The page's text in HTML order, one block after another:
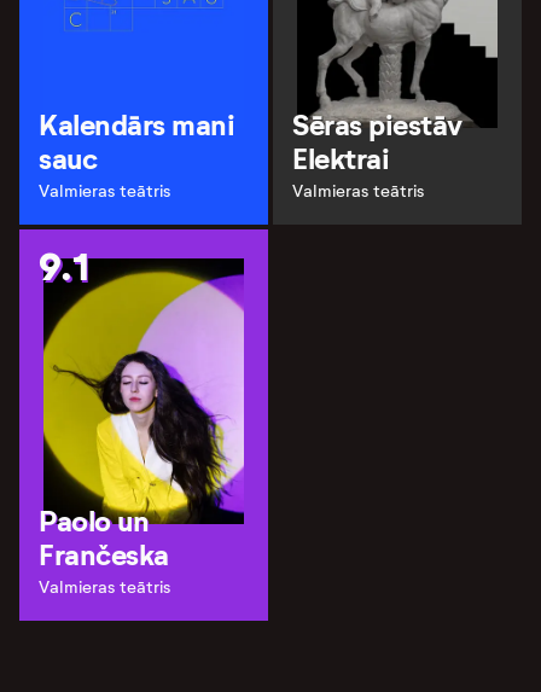
Kalendārs mani
sauc
Valmieras teātris
Sēras piestāv
Elektrai
Valmieras teātris
9.1
Paolo un
Frančeska
Valmieras teātris